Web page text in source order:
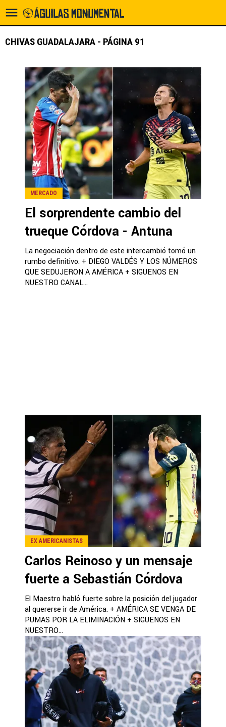
CHIVAS GUADALAJARA - PÁGINA 91
MERCADO
El sorprendente cambio del
trueque Córdova - Antuna
La negociación dentro de este intercambió tomó un
rumbo definitivo. + DIEGO VALDÉS Y LOS NÚMEROS
QUE SEDUJERON A AMÉRICA + SIGUENOS EN
NUESTRO CANAL...
EX AMERICANISTAS
Carlos Reinoso y un mensaje
fuerte a Sebastián Córdova
El Maestro habló fuerte sobre la posición del jugador
al quererse ir de América. + AMÉRICA SE VENGA DE
PUMAS POR LA ELIMINACIÓN + SIGUENOS EN
NUESTRO...